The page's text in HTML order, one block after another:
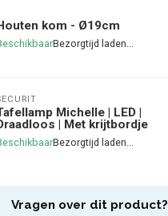
kom - Ø19cm
Michelle | LED |
| Met krijtbordje
Vragen over dit product?